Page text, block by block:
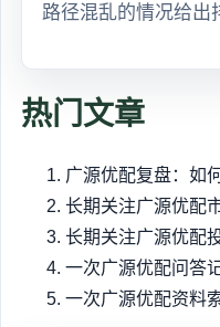
路径混乱的情况给出
热门文章
广源优配复盘：如
长期关注广源优配
长期关注广源优配
一次广源优配问答
一次广源优配资料